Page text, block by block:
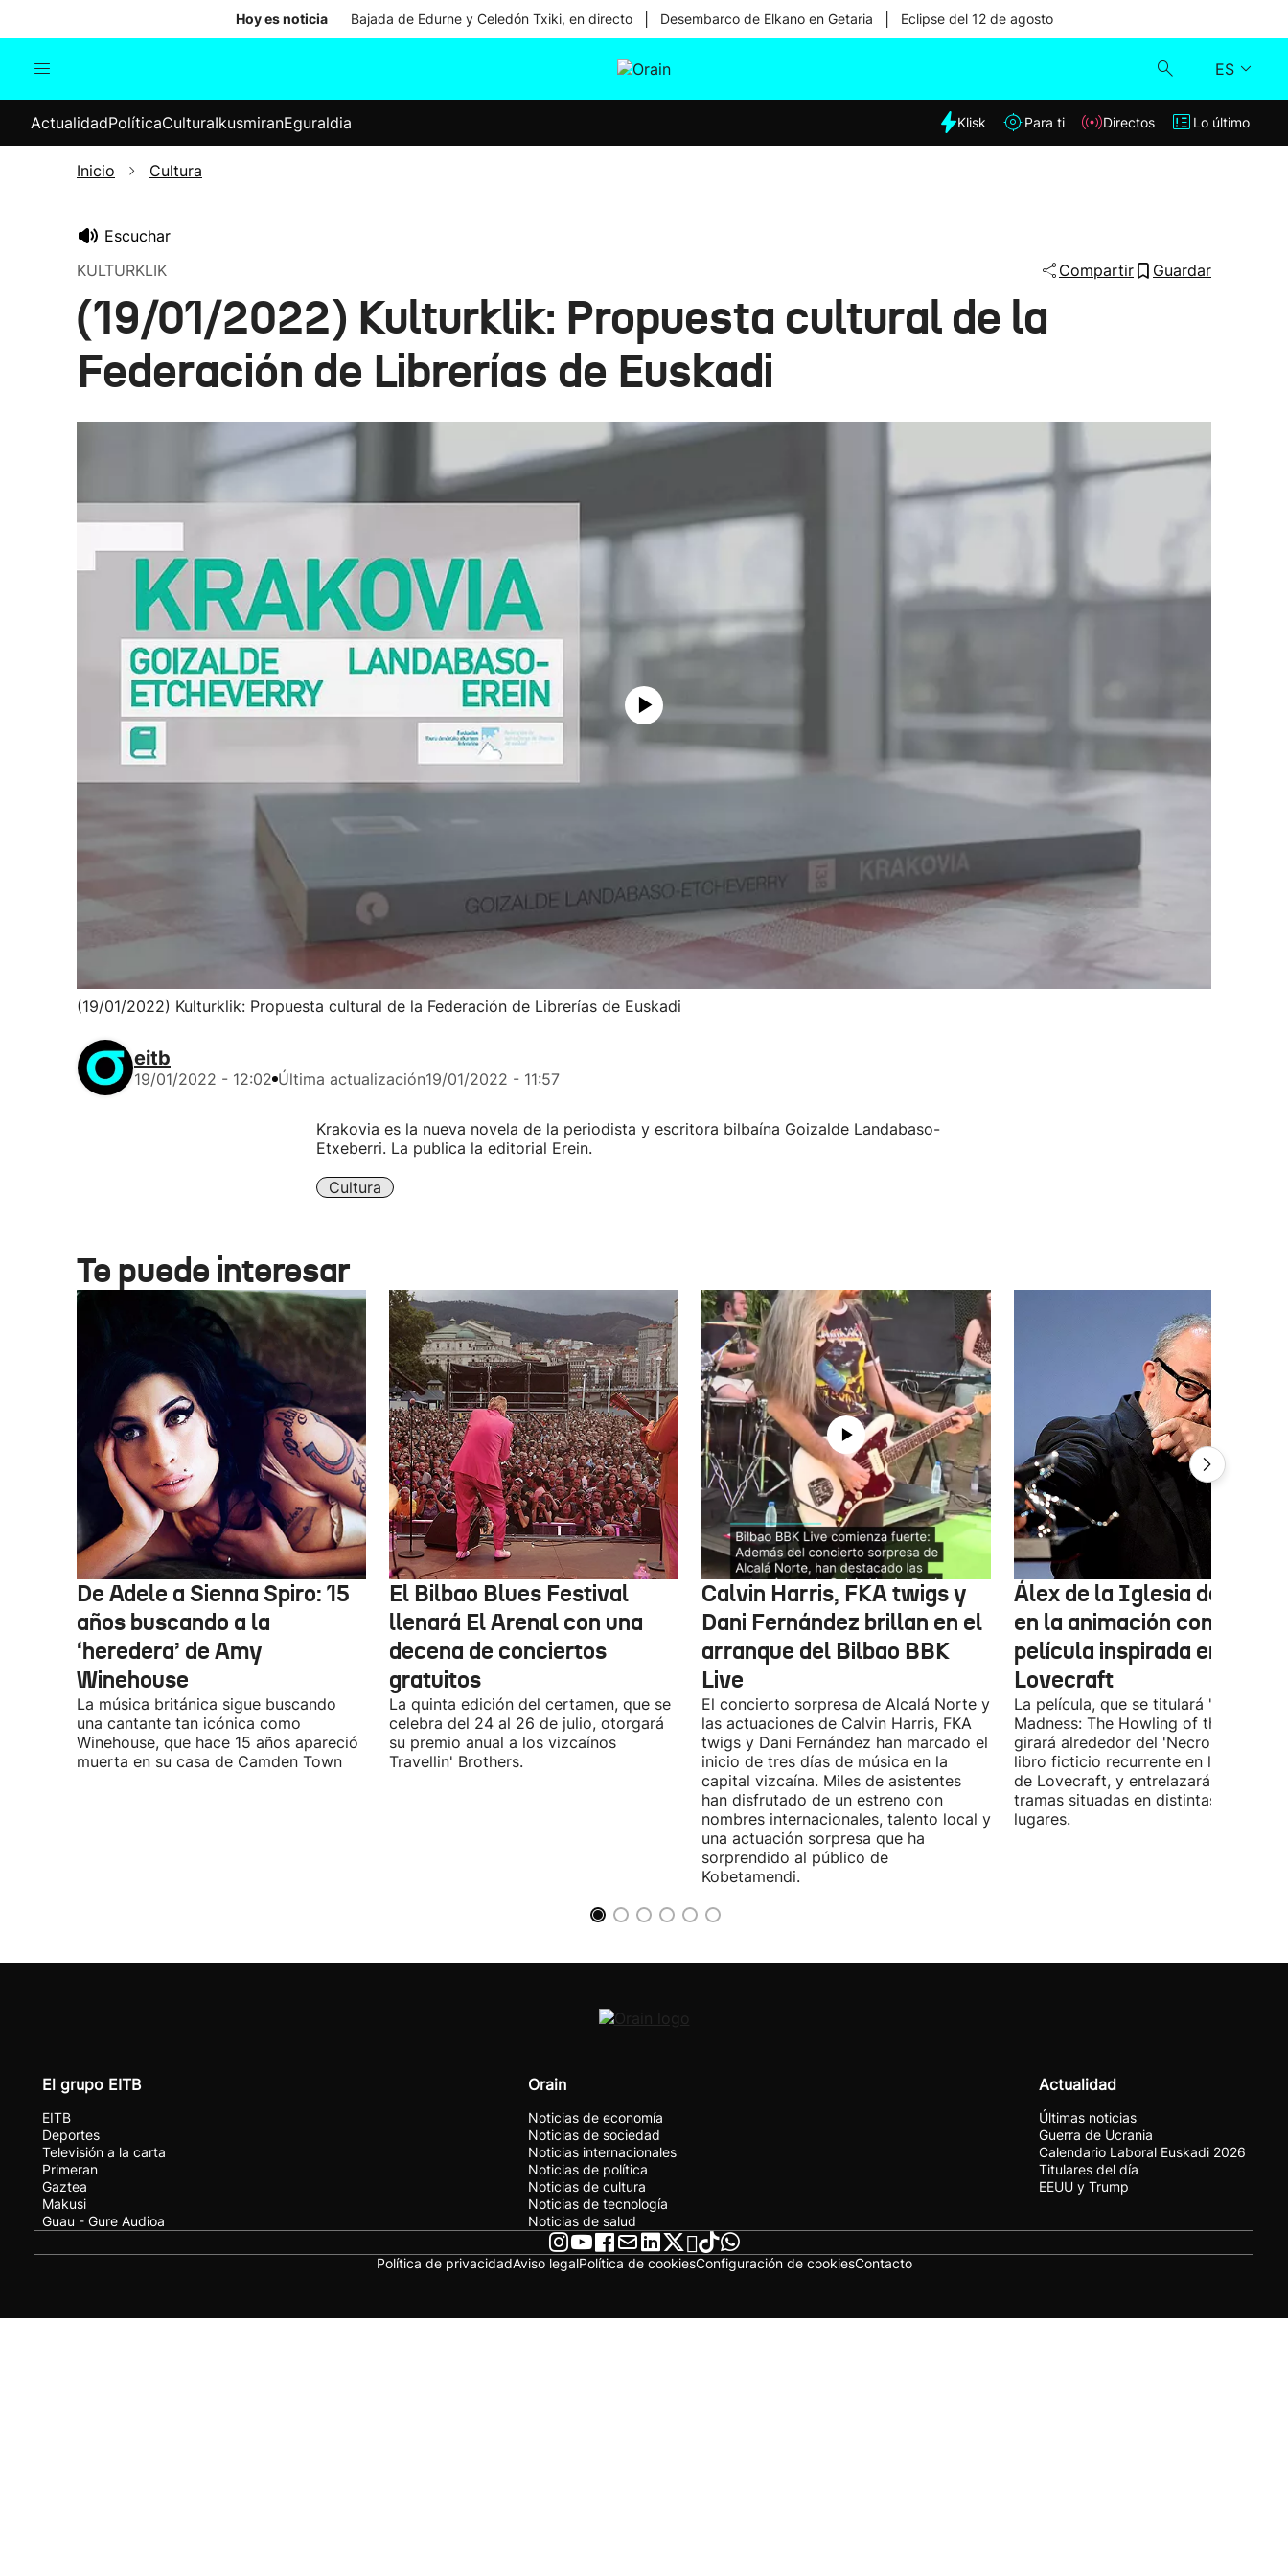
Hoy es noticia Bajada de Edurne y Celedón Txiki, en directo Desembarco de Elkano en Getaria Eclipse del 12 de agosto
ES
Internacional
Elecciones
Klisk
ActualidadPolíticaCulturaIkusmiranEguraldia Klisk Para ti Directos Lo último
Inicio Cultura
Escuchar
KULTURKLIK
Compartir Guardar
(19/01/2022) Kulturklik: Propuesta cultural de la
Federación de Librerías de Euskadi
(19/01/2022) Kulturklik: Propuesta cultural de la Federación de Librerías de Euskadi
eitb
19/01/2022 - 12:02 Última actualización19/01/2022 - 11:57
Krakovia es la nueva novela de la periodista y escritora bilbaína Goizalde Landabaso-
Etxeberri. La publica la editorial Erein.
Cultura
Te puede interesar
De Adele a Sienna Spiro: 15
años buscando a la
‘heredera’ de Amy
Winehouse
La música británica sigue buscando
una cantante tan icónica como
Winehouse, que hace 15 años apareció
muerta en su casa de Camden Town
El Bilbao Blues Festival
llenará El Arenal con una
decena de conciertos
gratuitos
La quinta edición del certamen, que se
celebra del 24 al 26 de julio, otorgará
su premio anual a los vizcaínos
Travellin' Brothers.
Calvin Harris, FKA twigs y
Dani Fernández brillan en el
arranque del Bilbao BBK
Live
El concierto sorpresa de Alcalá Norte y
las actuaciones de Calvin Harris, FKA
twigs y Dani Fernández han marcado el
inicio de tres días de música en la
capital vizcaína. Miles de asistentes
han disfrutado de un estreno con
nombres internacionales, talento local y
una actuación sorpresa que ha
sorprendido al público de
Kobetamendi.
Álex de la Iglesia debutará
en la animación con una
película inspirada en
Lovecraft
La película, que se titulará 'Ages of
Madness: The Howling of the Jinn',
girará alrededor del 'Necronomicón',
libro ficticio recurrente en los relatos
de Lovecraft, y entrelazará varias
tramas situadas en distintas épocas y
lugares.
El grupo EITB
EITB
Deportes
Televisión a la carta
Primeran
Gaztea
Makusi
Guau - Gure Audioa
Orain
Noticias de economía
Noticias de sociedad
Noticias internacionales
Noticias de política
Noticias de cultura
Noticias de tecnología
Noticias de salud
Actualidad
Últimas noticias
Guerra de Ucrania
Calendario Laboral Euskadi 2026
Titulares del día
EEUU y Trump
Política de privacidadAviso legalPolítica de cookiesConfiguración de cookiesContacto